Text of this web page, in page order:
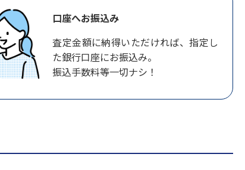
口座へお振込み
査定金額に納得いただければ、指定し
た銀行口座にお振込み。
振込手数料等一切ナシ！